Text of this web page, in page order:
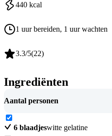
440 kcal
1 uur bereiden, 1 uur wachten
3.3/5(22)
Ingrediënten
Aantal personen
6 blaadjeswitte gelatine